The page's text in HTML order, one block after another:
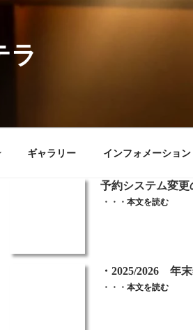
ラ
ギャラリー インフォメーション
予約システム変更
・・・本文を読む
・2025/2026 年
・・・本文を読む